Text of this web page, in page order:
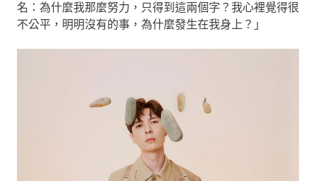
名：為什麼我那麼努力，只得到這兩個字？我心裡覺得很
不公平，明明沒有的事，為什麼發生在我身上？」